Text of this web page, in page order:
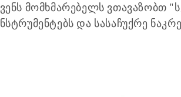
მომხმარებელს ვთავაზობთ
და სასაჩუქრე